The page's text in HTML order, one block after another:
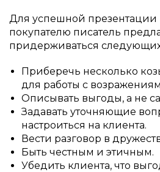
Для успешной презентации
покупателю писатель
придерживаться
Приберечь несколько
для работы с
Описывать выгоды, а не
Задавать уточняющие
настроиться на клиента.
Вести разговор в
Быть честным и этичным.
Убедить клиента, что